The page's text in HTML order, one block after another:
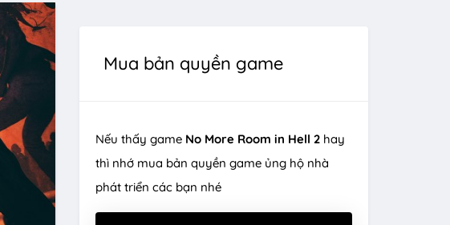
Mua bản quyền game
Nếu thấy game No More Room in Hell 2 hay
thì nhớ mua bản quyền game ủng hộ nhà
phát triển các bạn nhé